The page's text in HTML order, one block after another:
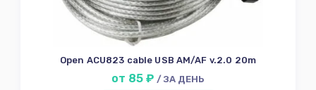
Open ACU823 cable USB AM/AF v.2.0 20m
от 85 ₽ / ЗА ДЕНЬ